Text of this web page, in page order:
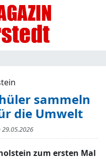
sammeln
die Umwelt
29.05.2026
zum ersten Mal